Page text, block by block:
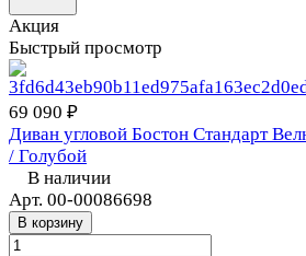
Акция
Быстрый просмотр
69 090 ₽
Диван угловой Бостон Стандарт
/ Голубой
В наличии
Арт. 00-00086698
В корзину